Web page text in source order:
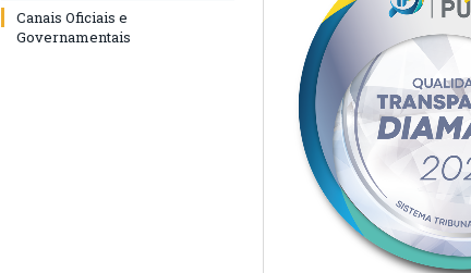
Canais Oficiais e
Governamentais